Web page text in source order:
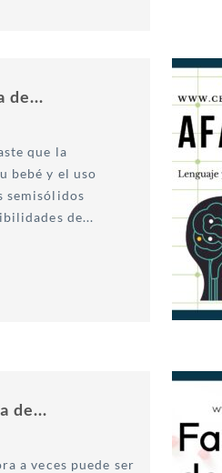
de...
que la
bebé y el uso
semisólidos
de...
de...
a veces puede ser